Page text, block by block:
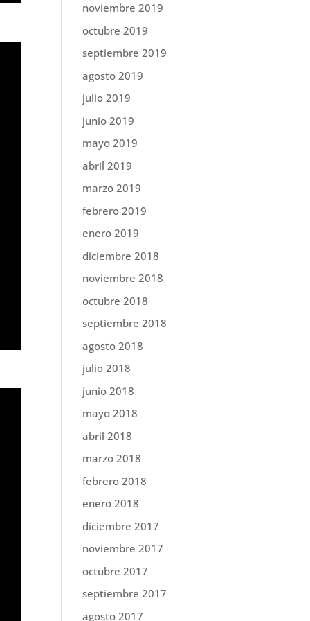
noviembre 2019
octubre 2019
septiembre 2019
agosto 2019
julio 2019
junio 2019
mayo 2019
abril 2019
marzo 2019
febrero 2019
enero 2019
diciembre 2018
noviembre 2018
octubre 2018
septiembre 2018
agosto 2018
julio 2018
junio 2018
mayo 2018
abril 2018
marzo 2018
febrero 2018
enero 2018
diciembre 2017
noviembre 2017
octubre 2017
septiembre 2017
agosto 2017